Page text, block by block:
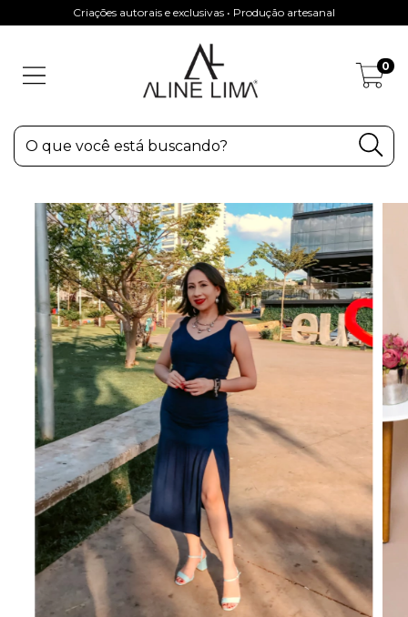
Criações autorais e exclusivas • Produção artesanal
0